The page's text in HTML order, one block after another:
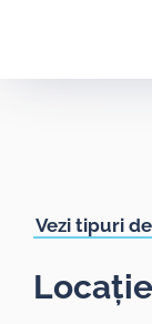
Vezi tipuri